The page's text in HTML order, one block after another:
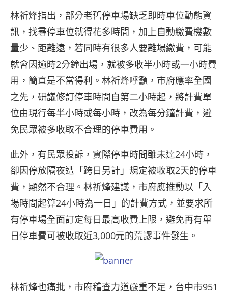
林祈烽指出，部分老舊停車場缺乏即時車位動態資
訊，找尋停車位就得花多時間，加上自動繳費機數
量少、距離遠，若同時有很多人要離場繳費，可能
就會因逾時2分鐘出場，就被多收半小時或一小時費
用，簡直是不當得利。林祈烽呼籲，市府應率全國
之先，研議修訂停車時間自第二小時起，將計費單
位由現行每半小時或每小時，改為每分鐘計費，避
免民眾被多收取不合理的停車費用。
此外，有民眾投訴，實際停車時間雖未達24小時，
卻因停放隔夜遭「跨日另計」規定被收取2天的停車
費，顯然不合理。林祈烽建議，市府應推動以「入
場時間起算24小時為一日」的計費方式，並要求所
有停車場全面訂定每日最高收費上限，避免再有單
日停車費可被收取近3,000元的荒謬事件發生。
林祈烽也痛批，市府稽查力道嚴重不足，台中市951